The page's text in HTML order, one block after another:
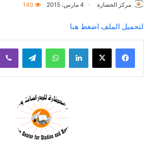
مركز الحضارة 4 مارس، 2015 140
لتحميل الملف اضغط هنا
لينكدإن واتساب